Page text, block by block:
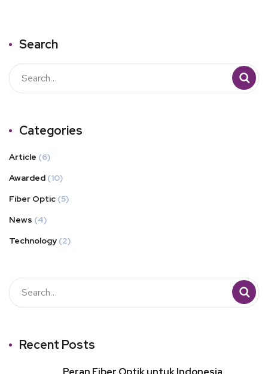
Search
Categories
Article (6)
Awarded (10)
Fiber Optic (5)
News (4)
Technology (2)
Recent Posts